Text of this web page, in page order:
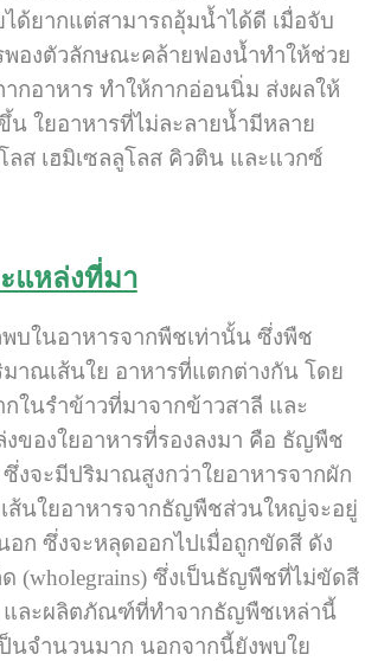
ด้ยากแต่สามารถอุ้มน้ำได้ดี เมื่อจับ
พองตัวลักษณะคล้ายฟองน้ำทำให้ช่วย
กอาหาร ทำให้กากอ่อนนิ่ม ส่งผลให้
น ใยอาหารที่ไม่ละลายน้ำมีหลาย
ลส เฮมิเซลลูโลส คิวติน และแวกซ์
แหล่งที่มา
พบในอาหารจากพืชเท่านั้น ซึ่งพืช
าณเส้นใย อาหารที่แตกต่างกัน โดย
ในรำข้าวที่มาจากข้าวสาลี และ
ของใยอาหารที่รองลงมา คือ ธัญพืช
งจะมีปริมาณสูงกว่าใยอาหารจากผัก
ส้นใยอาหารจากธัญพืชส่วนใหญ่จะอยู่
อก ซึ่งจะหลุดออกไปเมื่อถูกขัดสี ดัง
(wholegrains) ซึ่งเป็นธัญพืชที่ไม่ขัดสี
ละผลิตภัณฑ์ที่ทำจากธัญพืชเหล่านี้
นจำนวนมาก นอกจากนี้ยังพบใย